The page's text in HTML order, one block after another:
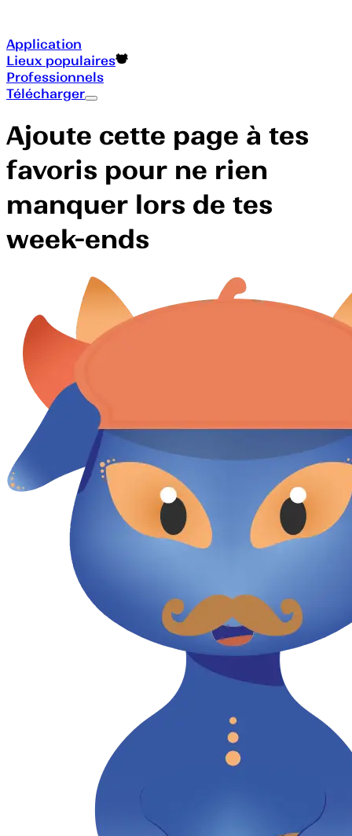
Application
Lieux populaires
Professionnels
Télécharger
Ajoute cette page à tes
favoris pour ne rien
manquer lors de tes
week-ends